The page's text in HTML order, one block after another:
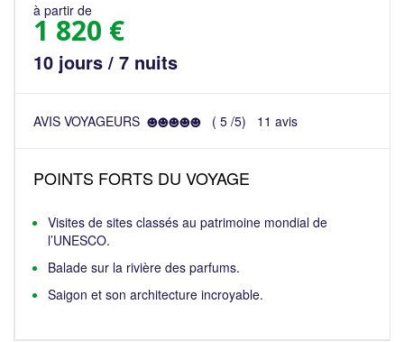
à partir de
1 820 €
10 jours / 7 nuits
AVIS VOYAGEURS ( 5 /5) 11 avis
POINTS FORTS DU VOYAGE
Visites de sites classés au patrimoine mondial de
l’UNESCO.
Balade sur la rivière des parfums.
Saigon et son architecture incroyable.